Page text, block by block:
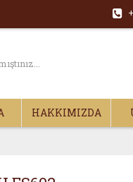
HAKKIMIZDA